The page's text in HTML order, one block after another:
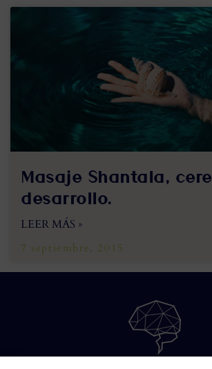
Masaje Shantala,
desarrollo.
LEER MÁS »
7 septiembre, 2015